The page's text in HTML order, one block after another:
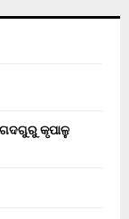
କୃପାଳୁ